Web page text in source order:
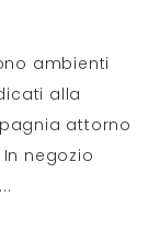
ambienti
alla
attorno
negozio
...